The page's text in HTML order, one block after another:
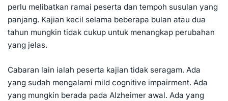
perlu melibatkan ramai peserta dan tempoh susulan yang
panjang. Kajian kecil selama beberapa bulan atau dua
tahun mungkin tidak cukup untuk menangkap perubahan
yang jelas.
Cabaran lain ialah peserta kajian tidak seragam. Ada
yang sudah mengalami mild cognitive impairment. Ada
yang mungkin berada pada Alzheimer awal. Ada yang